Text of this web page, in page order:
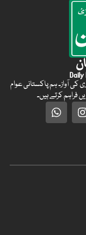
دیانتداری کی آواز۔ ہم پاکستانی عوام
فراہم کرتے ہیں۔